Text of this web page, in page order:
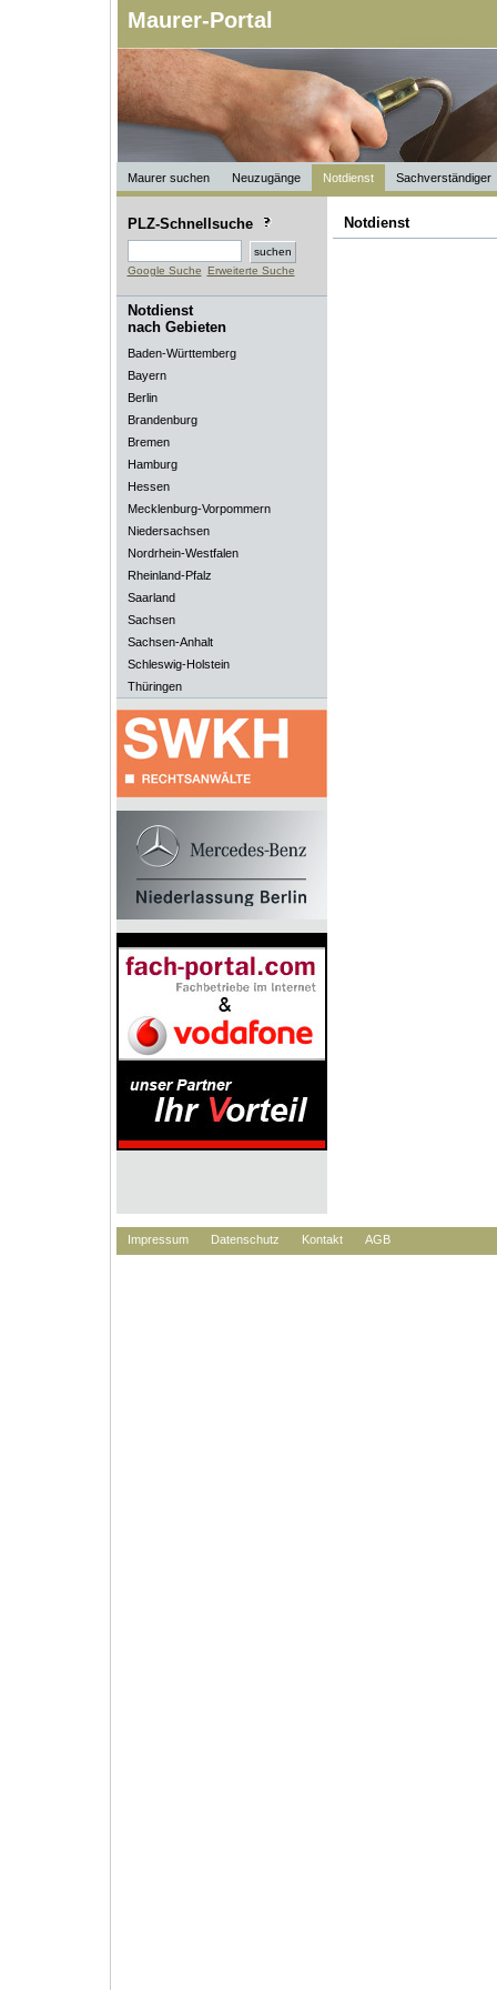
Maurer-Portal
Maurer suchen Neuzugänge Notdienst Sachverständiger
PLZ-Schnellsuche
Google Suche Erweiterte Suche
Notdienst
nach Gebieten
Baden-Württemberg
Bayern
Berlin
Brandenburg
Bremen
Hamburg
Hessen
Mecklenburg-Vorpommern
Niedersachsen
Nordrhein-Westfalen
Rheinland-Pfalz
Saarland
Sachsen
Sachsen-Anhalt
Schleswig-Holstein
Thüringen
Notdienst
Impressum Datenschutz Kontakt AGB